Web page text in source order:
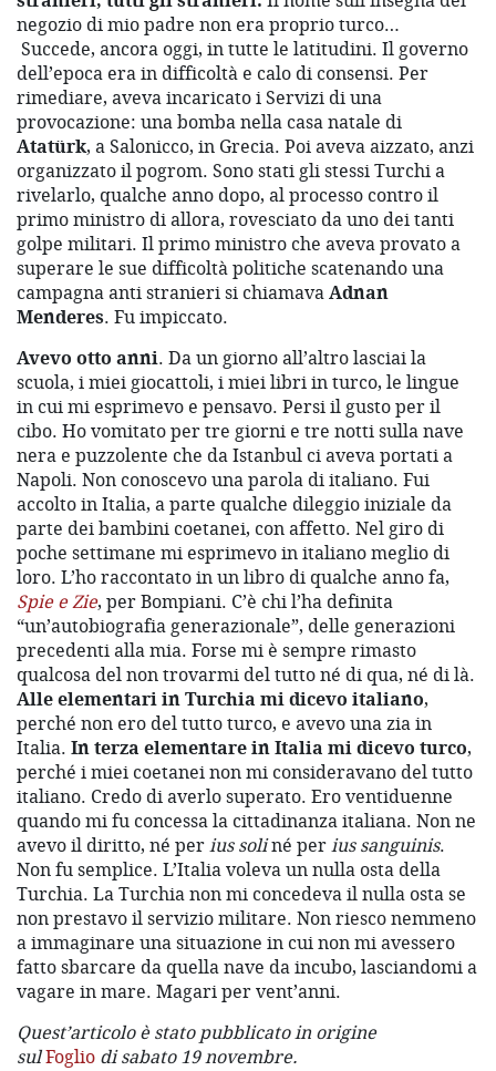
negozio di mio padre non era proprio turco…
Succede, ancora oggi, in tutte le latitudini. Il governo
dell’epoca era in difficoltà e calo di consensi. Per
rimediare, aveva incaricato i Servizi di una
provocazione: una bomba nella casa natale di
Atatürk, a Salonicco, in Grecia. Poi aveva aizzato, anzi
organizzato il pogrom. Sono stati gli stessi Turchi a
rivelarlo, qualche anno dopo, al processo contro il
primo ministro di allora, rovesciato da uno dei tanti
golpe militari. Il primo ministro che aveva provato a
superare le sue difficoltà politiche scatenando una
campagna anti stranieri si chiamavaAdnan
Menderes. Fu impiccato.
Avevo otto anni. Da un giorno all’altro lasciai la
scuola, i miei giocattoli, i miei libri in turco, le lingue
in cui mi esprimevo e pensavo. Persi il gusto per il
cibo. Ho vomitato per tre giorni e tre notti sulla nave
nera e puzzolente che da Istanbul ci aveva portati a
Napoli. Non conoscevo una parola di italiano. Fui
accolto in Italia, a parte qualche dileggio iniziale da
parte dei bambini coetanei, con affetto. Nel giro di
poche settimane mi esprimevo in italiano meglio di
loro. L’ho raccontato in un libro di qualche anno fa,
Spie e Zie, per Bompiani. C’è chi l’ha definita
“un’autobiografia generazionale”, delle generazioni
precedenti alla mia. Forse mi è sempre rimasto
qualcosa del non trovarmi del tutto né di qua, né di là.
Alle elementari in Turchia mi dicevo italiano,
perché non ero del tutto turco, e avevo una zia in
Italia. In terza elementare in Italia mi dicevo turco,
perché i miei coetanei non mi consideravano del tutto
italiano. Credo di averlo superato. Ero ventiduenne
quando mi fu concessa la cittadinanza italiana. Non ne
avevo il diritto, né perius soliné perius sanguinis.
Non fu semplice. L’Italia voleva un nulla osta della
Turchia. La Turchia non mi concedeva il nulla osta se
non prestavo il servizio militare. Non riesco nemmeno
a immaginare una situazione in cui non mi avessero
fatto sbarcare da quella nave da incubo, lasciandomi a
vagare in mare. Magari per vent’anni.
Quest’articolo è stato pubblicato in origine
sulFoglio di sabato 19 novembre.